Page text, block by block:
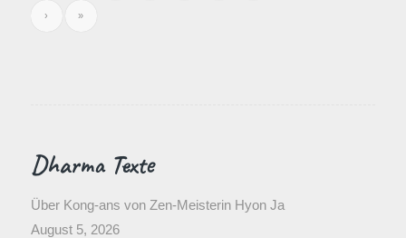
› »
Dharma Texte
Über Kong-ans von Zen-Meisterin Hyon Ja
August 5, 2026